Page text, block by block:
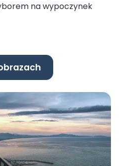
na wypoczynek